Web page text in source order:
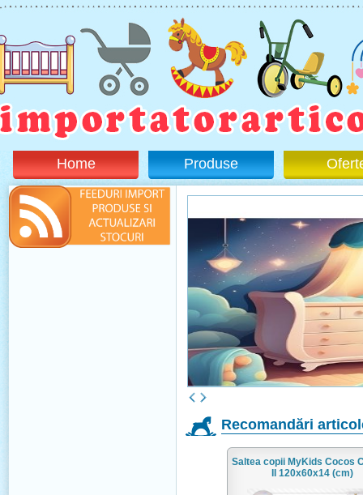
Home Produse
Recomandări
Saltea copii MyKids Cocos
II 120x60x14 (cm)